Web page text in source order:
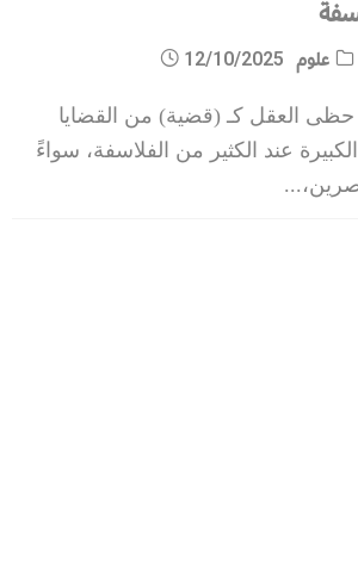
علوم 12/10/2025
حظى العقل كـ (قضية) من القضايا
عند الكثير من الفلاسفة، سواءً
...